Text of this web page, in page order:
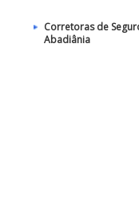
Corretoras de
Abadiânia